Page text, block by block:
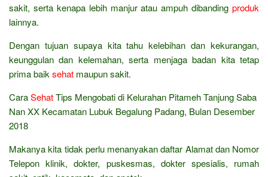
sakit, serta kenapa lebih manjur atau ampuh dibanding produk
lainnya.
Dengan tujuan supaya kita tahu kelebihan dan kekurangan,
keunggulan dan kelemahan, serta menjaga badan kita tetap
prima baik sehat maupun sakit.
CaraSehatTips Mengobati di Kelurahan Pitameh Tanjung Saba
Nan XX Kecamatan Lubuk Begalung Padang, Bulan Desember
2018
Makanya kita tidak perlu menanyakan daftar Alamat dan Nomor
Telepon klinik, dokter, puskesmas, dokter spesialis, rumah